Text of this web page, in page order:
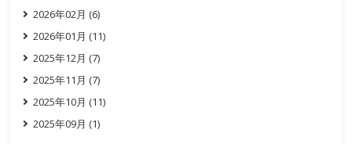
2026年02月 (6)
2026年01月 (11)
2025年12月 (7)
2025年11月 (7)
2025年10月 (11)
2025年09月 (1)